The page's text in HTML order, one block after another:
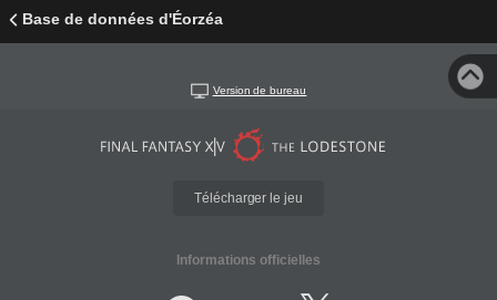
Base de données d'Éorzéa
Version de bureau
Télécharger le jeu
Informations officielles